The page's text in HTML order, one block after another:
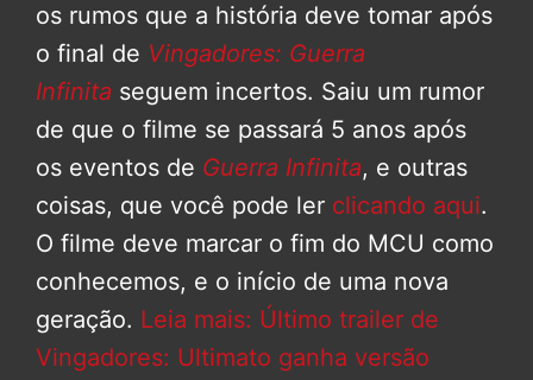
os rumos que a história deve tomar após
o final de Vingadores: Guerra
Infinita seguem incertos. Saiu um rumor
de que o filme se passará 5 anos após
os eventos de Guerra Infinita, e outras
coisas, que você pode ler clicando aqui.
O filme deve marcar o fim do MCU como
conhecemos, e o início de uma nova
geração. Leia mais: Último trailer de
Vingadores: Ultimato ganha versão